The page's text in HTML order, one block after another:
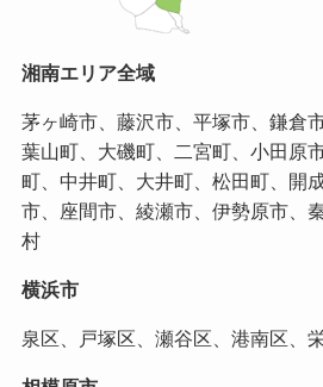
湘南エリア全域
茅ヶ崎市、藤沢市、平塚市、鎌倉
葉山町、大磯町、二宮町、小田原
町、中井町、大井町、松田町、開
市、座間市、綾瀬市、伊勢原市、
村
横浜市
泉区、戸塚区、瀬谷区、港南区、